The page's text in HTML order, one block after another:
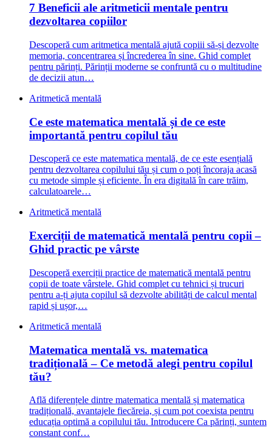
7 Beneficii ale aritmeticii mentale pentru
dezvoltarea copiilor
Descoperă cum aritmetica mentală ajută copiii să-și dezvolte
memoria, concentrarea și încrederea în sine. Ghid complet
pentru părinți. Părinții moderne se confruntă cu o multitudine
de decizii atun…
Aritmetică mentală
Ce este matematica mentală și de ce este
importantă pentru copilul tău
Descoperă ce este matematica mentală, de ce este esențială
pentru dezvoltarea copilului tău și cum o poți încoraja acasă
cu metode simple și eficiente. În era digitală în care trăim,
calculatoarele…
Aritmetică mentală
Exerciții de matematică mentală pentru copii –
Ghid practic pe vârste
Descoperă exerciții practice de matematică mentală pentru
copii de toate vârstele. Ghid complet cu tehnici și trucuri
pentru a-ți ajuta copilul să dezvolte abilități de calcul mental
rapid și ușor,…
Aritmetică mentală
Matematica mentală vs. matematica
tradițională – Ce metodă alegi pentru copilul
tău?
Află diferențele dintre matematica mentală și matematica
tradițională, avantajele fiecăreia, și cum pot coexista pentru
educația optimă a copilului tău. Introducere Ca părinți, suntem
constant conf…